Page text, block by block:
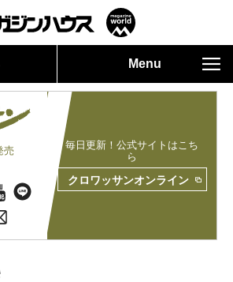
Menu
売
毎日更新！公式サイトはこち
ら
クロワッサンオンライン